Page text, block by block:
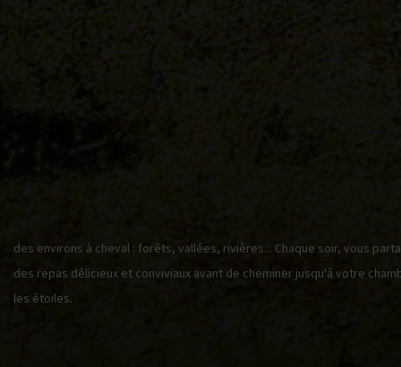
des environs à cheval : forêts, vallées, rivières... Chaque soir, vous
des repas délicieux et conviviaux avant de cheminer jusqu'à votre
les étoiles.